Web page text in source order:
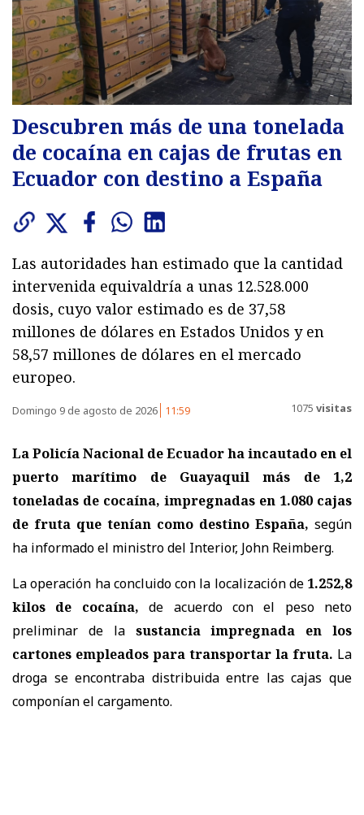
Descubren más de una tonelada
de cocaína en cajas de frutas en
Ecuador con destino a España
Las autoridades han estimado que la cantidad
intervenida equivaldría a unas 12.528.000
dosis, cuyo valor estimado es de 37,58
millones de dólares en Estados Unidos y en
58,57 millones de dólares en el mercado
europeo.
Domingo 9 de agosto de 2026 11:59 1075 visitas
La Policía Nacional de Ecuador ha incautado en el
puerto marítimo de Guayaquil más de 1,2
toneladas de cocaína, impregnadas en 1.080 cajas
de fruta que tenían como destino España, según
ha informado el ministro del Interior, John Reimberg.
La operación ha concluido con la localización de 1.252,8
kilos de cocaína, de acuerdo con el peso neto
preliminar de lasustancia impregnada en los
cartones empleados para transportar la fruta. La
droga se encontraba distribuida entre las cajas que
componían el cargamento.